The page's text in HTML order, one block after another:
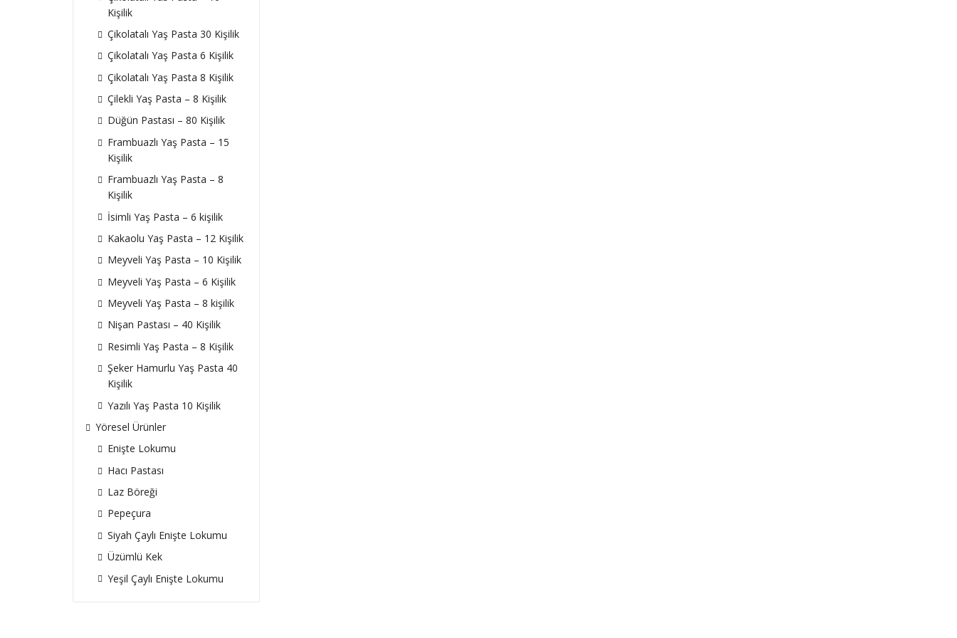
Kişilik
Çikolatalı Yaş Pasta 30 Kişilik
Çikolatalı Yaş Pasta 6 Kişilik
Çikolatalı Yaş Pasta 8 Kişilik
Çilekli Yaş Pasta – 8 Kişilik
Düğün Pastası – 80 Kişilik
Frambuazlı Yaş Pasta – 15
Kişilik
Frambuazlı Yaş Pasta – 8
Kişilik
İsimli Yaş Pasta – 6 kişilik
Kakaolu Yaş Pasta – 12 Kişilik
Meyveli Yaş Pasta – 10 Kişilik
Meyveli Yaş Pasta – 6 Kişilik
Meyveli Yaş Pasta – 8 kişilik
Nişan Pastası – 40 Kişilik
Resimli Yaş Pasta – 8 Kişilik
Şeker Hamurlu Yaş Pasta 40
Kişilik
Yazılı Yaş Pasta 10 Kişilik
Yöresel Ürünler
Enişte Lokumu
Hacı Pastası
Laz Böreği
Pepeçura
Siyah Çaylı Enişte Lokumu
Üzümlü Kek
Yeşil Çaylı Enişte Lokumu